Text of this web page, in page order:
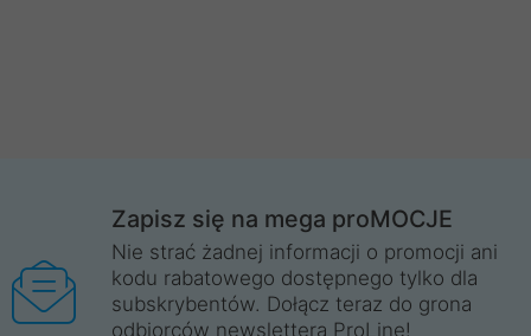
Zapisz się na mega proMOCJE
Nie strać żadnej informacji o promocji ani
kodu rabatowego dostępnego tylko dla
subskrybentów. Dołącz teraz do grona
odbiorców newslettera ProLine!